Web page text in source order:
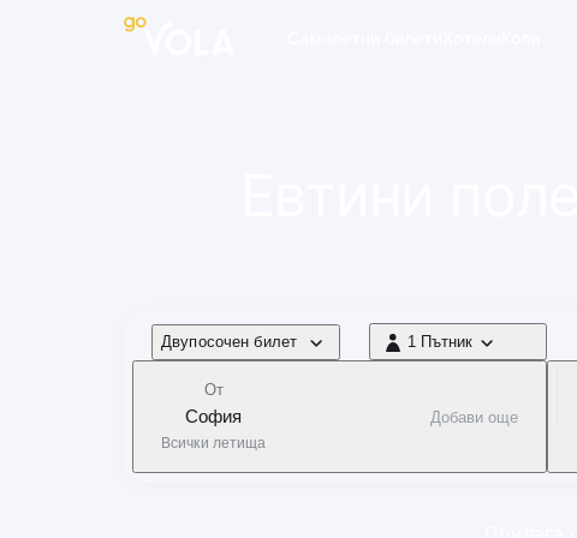
навигацията
Тип полет
Двупосочен билет 1 Пътник
1 Пътник
От
София
Всички летища
Добави още